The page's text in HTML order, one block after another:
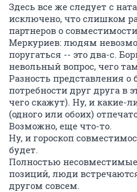
Здесь все же следует с
исключено, что слишком
партнеров о
Меркуриев: людям
поругаться -- это два-с.
невольный вопрос, чего
Разность представления
потребности друг друга в
чего скажут). Ну, и какие-
(одного или обоих)
Возможно, еще что-то.
Ну, и гороскоп
будет.
Полностью
позиций, люди
другом совсем.